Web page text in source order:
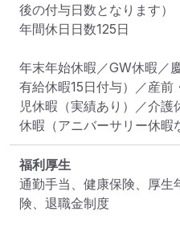
後の付与日数となります）
年間休日日数125日
年末年始休暇／GW休暇／
有給休暇15日付与）／産
児休暇（実績あり）／介
休暇（アニバーサリー休暇
福利厚生
通勤手当、健康保険、厚生
険、退職金制度